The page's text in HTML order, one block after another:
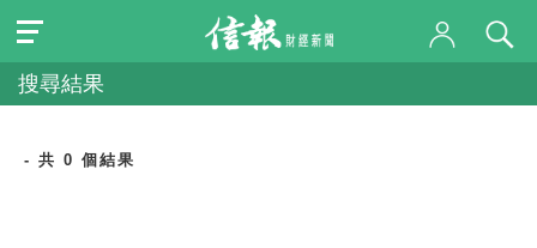
搜尋結果
- 共 0 個結果